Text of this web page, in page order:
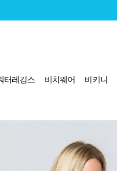
터레깅스 비치웨어 비키니